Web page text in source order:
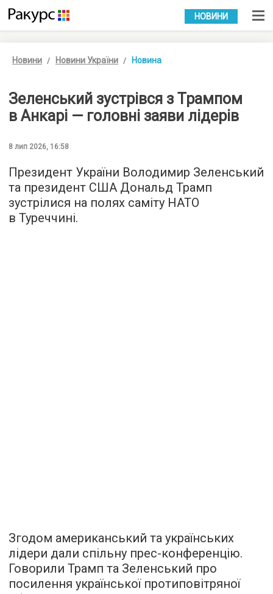
УКР РУС
НОВИНИ
Новини Новини України Новина
Зеленський зустрівся з Трампом
в Анкарі — головні заяви лідерів
8 лип 2026, 16:58
Президент України Володимир Зеленський
та президент США Дональд Трамп
зустрілися на полях саміту НАТО
в Туреччині.
Згодом американський та українських
лідери дали спільну прес-конференцію.
Говорили Трамп та Зеленський про
посилення української протиповітряної